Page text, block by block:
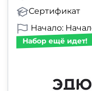
Сертификат
Начало:
Набор ещё идет!